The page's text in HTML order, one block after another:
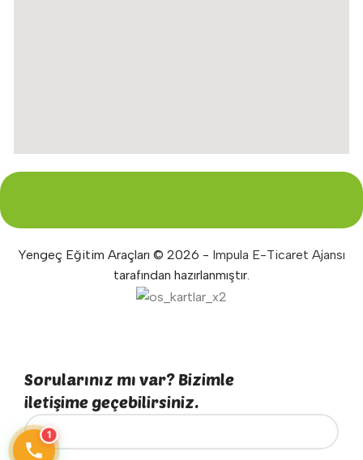
Yengeç Eğitim Araçları © 2026 - Impula E-Ticaret Ajansı
tarafından hazırlanmıştır.
Sorularınız mı var? Bizimle
iletişime geçebilirsiniz.
1